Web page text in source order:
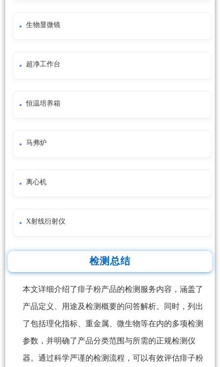
生物显微镜
超净工作台
恒温培养箱
马弗炉
离心机
X射线衍射仪
检测总结
本文详细介绍了痱子粉产品的检测服务内容，涵盖了
产品定义、用途及检测概要的问答解析。同时，列出
了包括理化指标、重金属、微生物等在内的多项检测
参数，并明确了产品分类范围与所需的正规检测仪
器。通过科学严谨的检测流程，可以有效评估痱子粉